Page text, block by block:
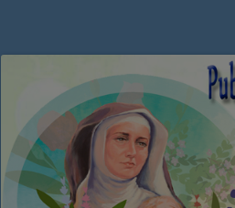
Publiczne
Augustianek